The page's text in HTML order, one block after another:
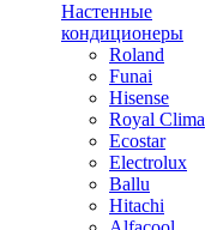
Настенные
кондиционеры
Roland
Funai
Hisense
Royal Clima
Ecostar
Electrolux
Ballu
Hitachi